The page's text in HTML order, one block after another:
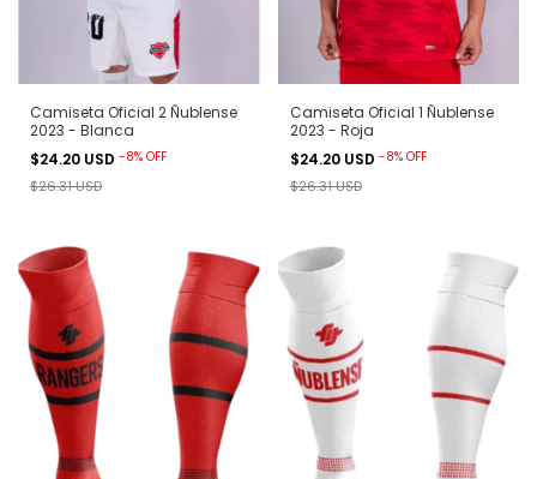
Camiseta Oficial 2 Ñublense
2023 - Blanca
$24.20 USD -8% OFF
$26.31 USD
Camiseta Oficial 1 Ñublense
2023 - Roja
$24.20 USD -8% OFF
$26.31 USD